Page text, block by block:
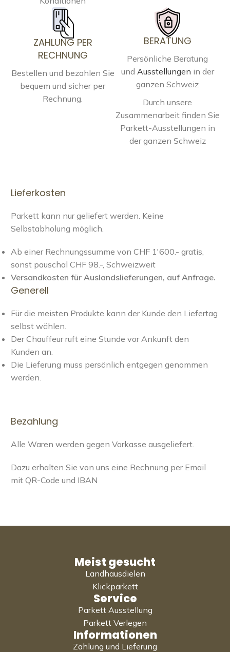
ZAHLUNG PER
RECHNUNG
Bestellen und bezahlen Sie
bequem und sicher per
Rechnung.
BERATUNG
Persönliche Beratung
und Ausstellungen in der
ganzen Schweiz
Durch unsere
Zusammenarbeit finden Sie
Parkett-Ausstellungen in
der ganzen Schweiz
Lieferkosten
Parkett kann nur geliefert werden. Keine
Selbstabholung möglich.
Ab einer Rechnungssumme von CHF 1'600.- gratis,
sonst pauschal CHF 98.-, Schweizweit
Versandkosten für Auslandslieferungen, auf Anfrage.
Generell
Für die meisten Produkte kann der Kunde den Liefertag
selbst wählen.
Der Chauffeur ruft eine Stunde vor Ankunft den
Kunden an.
Die Lieferung muss persönlich entgegen genommen
werden.
Bezahlung
Alle Waren werden gegen Vorkasse ausgeliefert.
Dazu erhalten Sie von uns eine Rechnung per Email
mit QR-Code und IBAN
Meist gesucht
Landhausdielen
Klickparkett
Service
Parkett Ausstellung
Parkett Verlegen
Informationen
Zahlung und Lieferung